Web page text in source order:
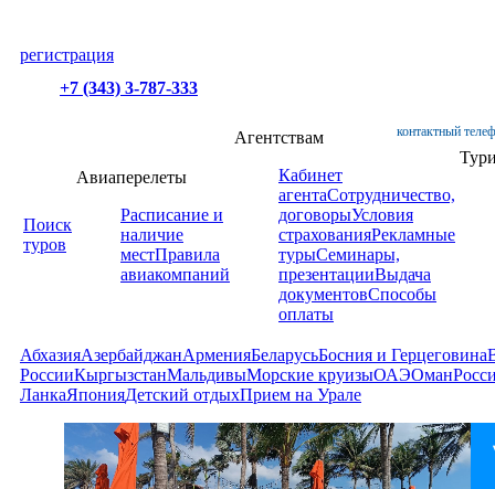
регистрация
+7 (343) 3-787-333
контактный
Поиск
туров
Авиаперелеты
Расписание и
наличие
местПравила
авиакомпаний
Агентствам
Кабинет
агентаСотрудничество,
договорыУсловия
страхованияРекламные
турыСеминары,
презентацииВыдача
документовСпособы
оплаты
АбхазияАзербайджанАрменияБеларусьБосния и Герцеговина
РоссииКыргызстанМальдивыМорские круизыОАЭОман
ЛанкаЯпонияДетский отдыхПрием на Урале